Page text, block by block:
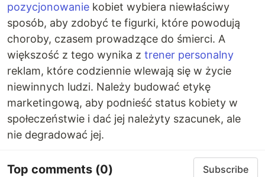
pozycjonowanie kobiet wybiera niewłaściwy
sposób, aby zdobyć te figurki, które powodują
choroby, czasem prowadzące do śmierci. A
większość z tego wynika z trener personalny
reklam, które codziennie wlewają się w życie
niewinnych ludzi. Należy budować etykę
marketingową, aby podnieść status kobiety w
społeczeństwie i dać jej należyty szacunek, ale
nie degradować jej.
Top comments (0) Subscribe